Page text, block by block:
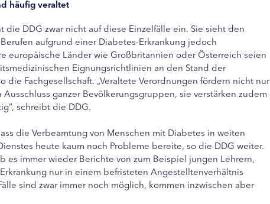
häufig veraltet
die DDG zwar nicht auf diese Einzelfälle ein. Sie sieht den
aufgrund einer Diabetes-Erkrankung jedoch
europäische Länder wie Großbritannien oder Österreich seien
Eignungsrichtlinien an den Stand der
die Fachgesellschaft. „Veraltete Verordnungen fördern nicht nur
ganzer Bevölkerungsgruppen, sie verstärken zudem
schreibt die DDG.
die Verbeamtung von Menschen mit Diabetes in weiten
heute kaum noch Probleme bereite, so die DDG weiter.
es immer wieder Berichte von zum Beispiel jungen Lehrern,
nur in einem befristeten Angestelltenverhältnis
sind zwar immer noch möglich, kommen inzwischen aber